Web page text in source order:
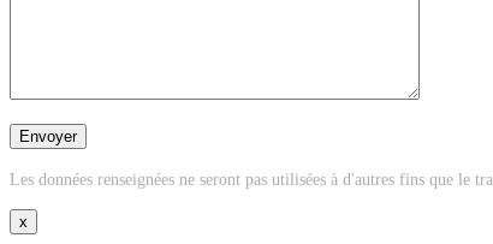
Les données renseignées ne seront pas utilisées à d'autres fins que le
x